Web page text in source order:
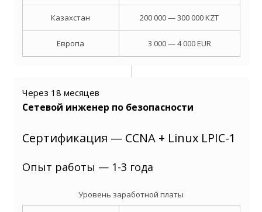
Казахстан 200 000 — 300 000 KZT
Европа 3 000 — 4 000 EUR
Через 18 месяцев
Сетевой инженер по безопасности
Сертификация — CCNA + Linux LPIC-1
Опыт работы — 1-3 года
Уровень заработной платы